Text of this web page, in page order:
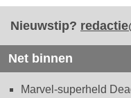
Nieuwstip?
Net binnen
Marvel-superheld